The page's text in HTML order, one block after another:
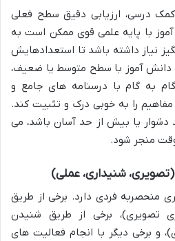
درسی، ارزیابی دقیق سطح فعلی
با پایه علمی قوی ممکن است به
نیاز داشته باشد تا استعدادهایش
دانش آموز با سطح متوسط یا ضعیف،
به گام با درسنامه های جامع و
مفاهیم را به خوبی درک و تثبیت کند.
دشوار یا بیش از حد آسان باشد، می
وقت منجر شود.
شنیداری، عملی)
منحصربه فردی دارد. برخی از طریق
تصویری)، برخی از طریق شنیدن
و برخی دیگر با انجام فعالیت های